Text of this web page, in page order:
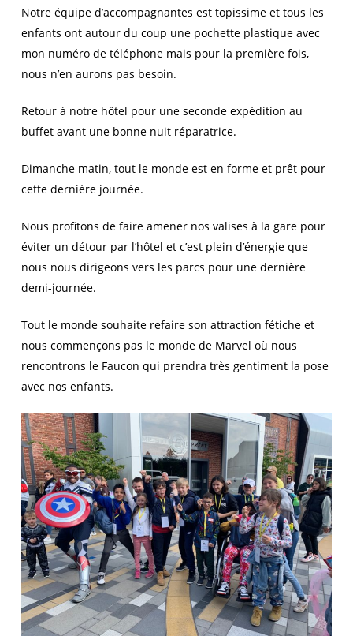
Notre équipe d’accompagnantes est topissime et tous les
enfants ont autour du coup une pochette plastique avec
mon numéro de téléphone mais pour la première fois,
nous n’en aurons pas besoin.
Retour à notre hôtel pour une seconde expédition au
buffet avant une bonne nuit réparatrice.
Dimanche matin, tout le monde est en forme et prêt pour
cette dernière journée.
Nous profitons de faire amener nos valises à la gare pour
éviter un détour par l’hôtel et c’est plein d’énergie que
nous nous dirigeons vers les parcs pour une dernière
demi-journée.
Tout le monde souhaite refaire son attraction fétiche et
nous commençons pas le monde de Marvel où nous
rencontrons le Faucon qui prendra très gentiment la pose
avec nos enfants.